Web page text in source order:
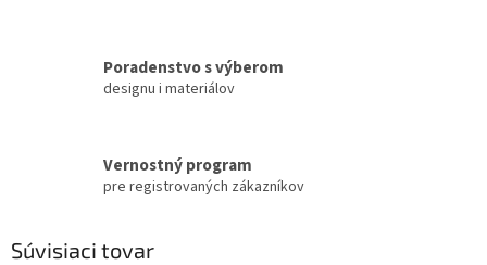
Poradenstvo s výberom
designu i materiálov
Vernostný program
pre registrovaných zákazníkov
Súvisiaci tovar